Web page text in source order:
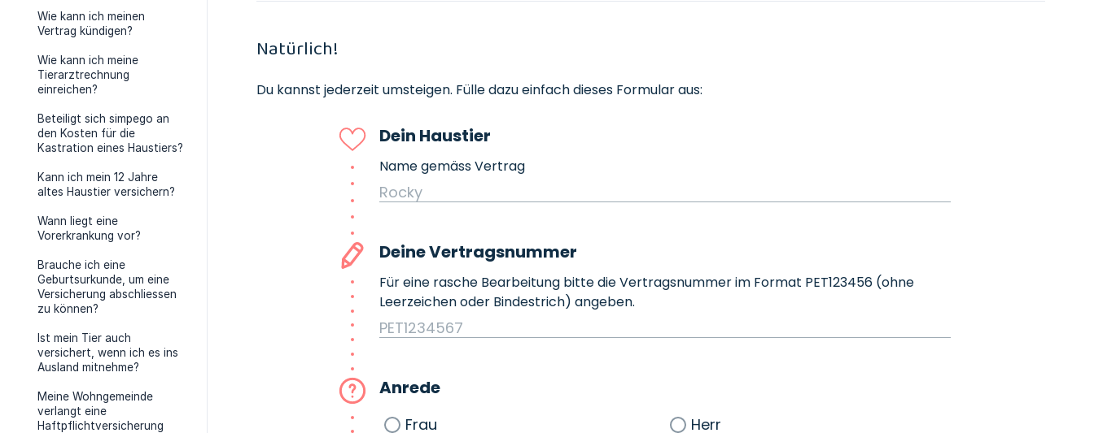
Wie kann ich meinen
Vertrag kündigen?
Wie kann ich meine
Tierarztrechnung
einreichen?
Beteiligt sich simpego an
den Kosten für die
Kastration eines Haustiers?
Kann ich mein 12 Jahre
altes Haustier versichern?
Wann liegt eine
Vorerkrankung vor?
Brauche ich eine
Geburtsurkunde, um eine
Versicherung abschliessen
zu können?
Ist mein Tier auch
versichert, wenn ich es ins
Ausland mitnehme?
Meine Wohngemeinde
verlangt eine
Haftpflichtversicherung
Natürlich!
Du kannst jederzeit umsteigen. Fülle dazu einfach dieses Formular aus: